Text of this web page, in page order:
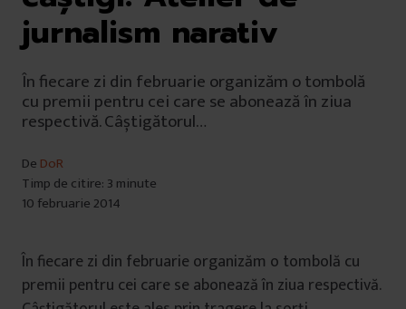
jurnalism narativ
În fiecare zi din februarie organizăm o tombolă
cu premii pentru cei care se abonează în ziua
respectivă. Câștigătorul…
De DoR
Timp de citire: 3 minute
10 februarie 2014
În fiecare zi din februarie organizăm o tombolă cu
premii pentru cei care se abonează în ziua respectivă.